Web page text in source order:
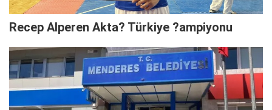
Recep Alperen Akta? Türkiye ?ampiyonu